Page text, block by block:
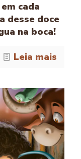
cada
desse doce
na boca!
Leia mais